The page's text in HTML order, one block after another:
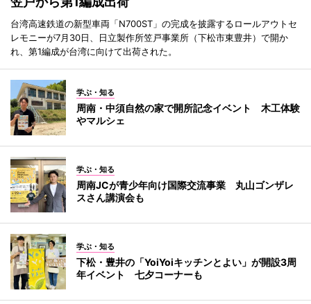
台湾高速鉄道の新型車両「N700ST」の完成を披露するロールアウトセ
レモニーが7月30日、日立製作所笠戸事業所（下松市東豊井）で開か
れ、第1編成が台湾に向けて出荷された。
学ぶ・知る
周南・中須自然の家で開所記念イベント 木工体験
やマルシェ
学ぶ・知る
周南JCが青少年向け国際交流事業 丸山ゴンザレ
スさん講演会も
学ぶ・知る
下松・豊井の「YoiYoiキッチンとよい」が開設3周
年イベント 七夕コーナーも